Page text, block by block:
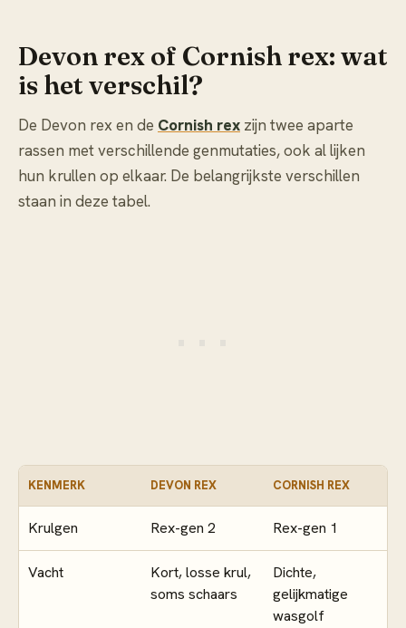
Devon rex of Cornish rex: wat
is het verschil?
De Devon rex en de Cornish rex zijn twee aparte
rassen met verschillende genmutaties, ook al lijken
hun krullen op elkaar. De belangrijkste verschillen
staan in deze tabel.
KENMERK DEVON REX CORNISH REX
Krulgen Rex-gen 2 Rex-gen 1
Vacht
Kort, losse krul,
soms schaars
Dichte,
gelijkmatige
wasgolf